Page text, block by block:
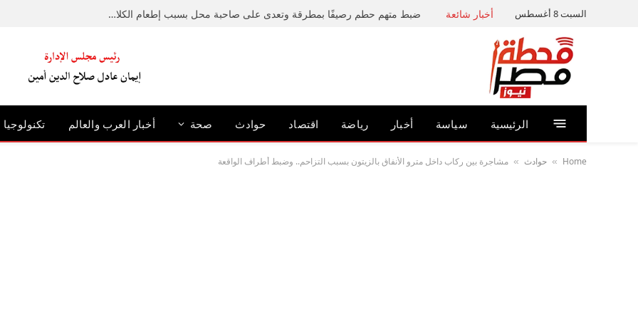
السبت 8 أغسطس أخبار شائعة ضبط متهم حطم رصيفًا بمطرقة وتعدى على صاحبة محل بسبب إطعام الكلاب الضالة بالإسكندرية
الرئيسية سياسة أخبار رياضة اقتصاد حوادث صحة أخبار العرب والعالم تكنولوجيا
Home
» حوادث » مشاجرة بين ركاب داخل مترو الأنفاق بالزيتون بسبب التزاحم.. وضبط أطراف الواقعة